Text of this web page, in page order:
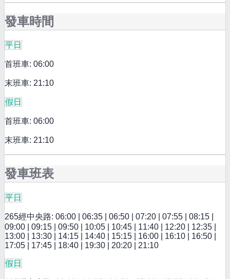
發車時間
平日
首班車: 06:00
末班車: 21:10
假日
首班車: 06:00
末班車: 21:10
發車班表
平日
265經中央路: 06:00 | 06:35 | 06:50 | 07:20 | 07:55 | 08:15 |
09:00 | 09:15 | 09:50 | 10:05 | 10:45 | 11:40 | 12:20 | 12:35 |
13:00 | 13:30 | 14:15 | 14:40 | 15:15 | 16:00 | 16:10 | 16:50 |
17:05 | 17:45 | 18:40 | 19:30 | 20:20 | 21:10
假日